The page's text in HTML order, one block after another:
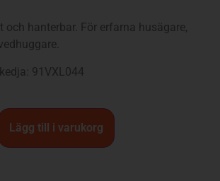
och hanterbar. För erfarna husägare,
91VXL044
Lägg till i varukorg